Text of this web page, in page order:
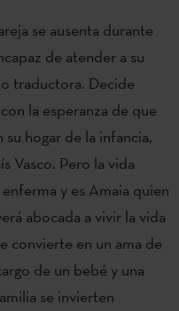
se ausenta durante
de atender a su
traductora. Decide
la esperanza de que
hogar de la infancia,
Vasco. Pero la vida
y es Amaia quien
abocada a vivir la vida
convierte en un ama de
de un bebé y una
se invierten